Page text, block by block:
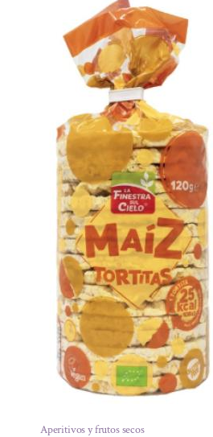
Aperitivos y frutos secos